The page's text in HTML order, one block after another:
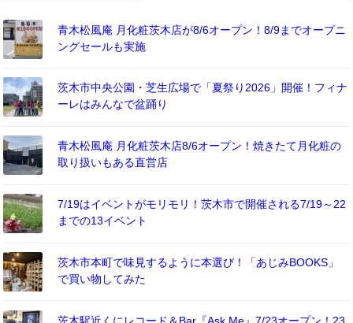
青木松風庵 月化粧茨木店が8/6オープン！8/9までオープニ
ングセールも実施
茨木市中央公園・芝生広場で「夏祭り2026」開催！フィナ
ーレはみんなで盆踊り
青木松風庵 月化粧茨木店8/6オープン！焼きたて月化粧の
取り扱いもある直営店
7/19はイベントがモリモリ！茨木市で開催される7/19～22
までの13イベント
茨木市本町で味見するように本選び！「あじみBOOKS」
で買い物してみた
茨木駅近くにレコード＆Bar『Ask Me』7/23オープン！23